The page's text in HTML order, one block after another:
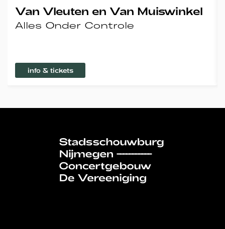
Van Vleuten en Van Muiswinkel
Alles Onder Controle
info & tickets